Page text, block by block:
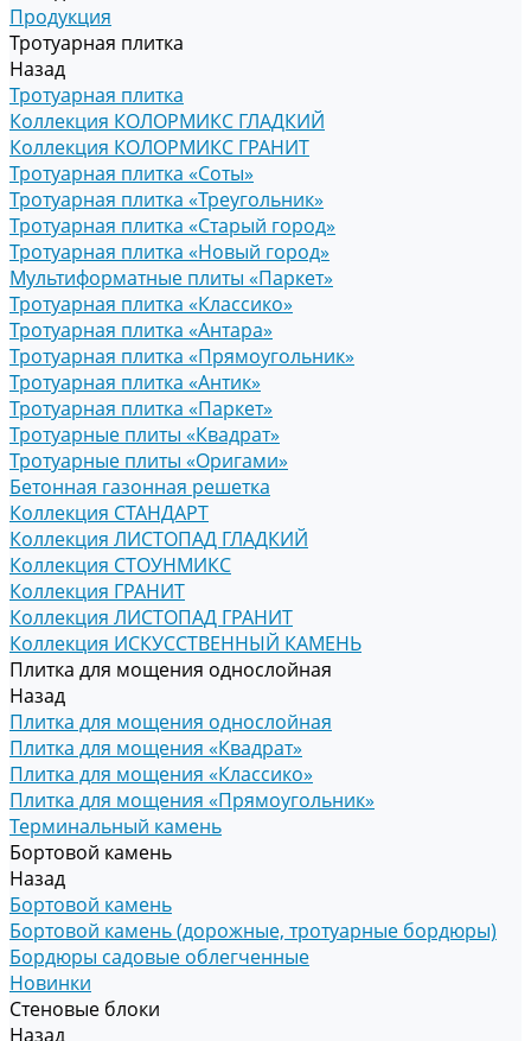
Продукция
Тротуарная плитка
Назад
Тротуарная плитка
Коллекция КОЛОРМИКС ГЛАДКИЙ
Коллекция КОЛОРМИКС ГРАНИТ
Тротуарная плитка «Соты»
Тротуарная плитка «Треугольник»
Тротуарная плитка «Старый город»
Тротуарная плитка «Новый город»
Мультиформатные плиты «Паркет»
Тротуарная плитка «Классико»
Тротуарная плитка «Антара»
Тротуарная плитка «Прямоугольник»
Тротуарная плитка «Антик»
Тротуарная плитка «Паркет»
Тротуарные плиты «Квадрат»
Тротуарные плиты «Оригами»
Бетонная газонная решетка
Коллекция СТАНДАРТ
Коллекция ЛИСТОПАД ГЛАДКИЙ
Коллекция СТОУНМИКС
Коллекция ГРАНИТ
Коллекция ЛИСТОПАД ГРАНИТ
Коллекция ИСКУССТВЕННЫЙ КАМЕНЬ
Плитка для мощения однослойная
Назад
Плитка для мощения однослойная
Плитка для мощения «Квадрат»
Плитка для мощения «Классико»
Плитка для мощения «Прямоугольник»
Терминальный камень
Бортовой камень
Назад
Бортовой камень
Бортовой камень (дорожные, тротуарные бордюры)
Бордюры садовые облегченные
Новинки
Стеновые блоки
Назад